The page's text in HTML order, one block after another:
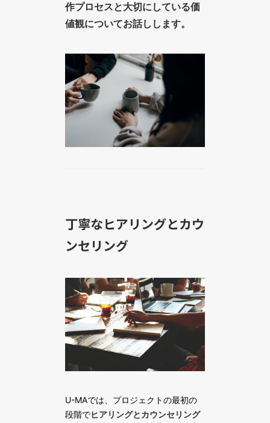
作プロセスと大切にしている価
値観についてお話しします。
丁寧なヒアリングとカウ
ンセリング
U-MAでは、プロジェクトの最初の
段階でヒアリングとカウンセリング